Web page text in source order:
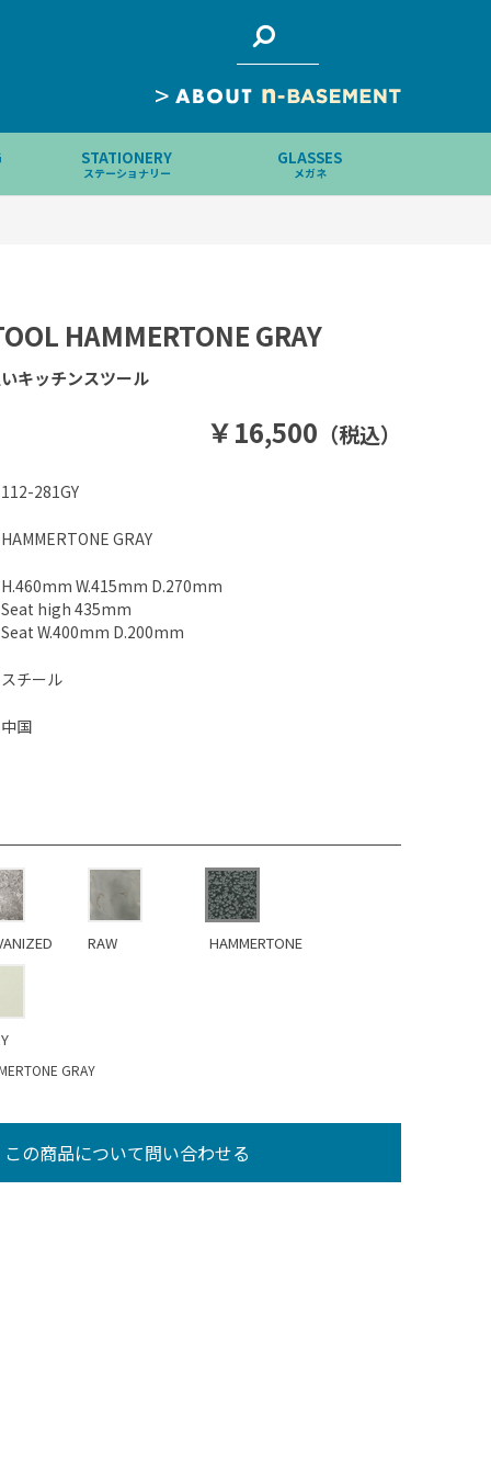
>
STATIONERY
ステーショナリー
GLASSES
メガネ
キッチンスツール
HAMMERTONE GRAY
￥16,500 （税込）
112-281GY
HAMMERTONE GRAY
H.460mm W.415mm D.270mm
Seat high 435mm
Seat W.400mm D.200mm
スチール
中国
RAW
HAMMERTONE
GRAY
この商品について問い合わせる